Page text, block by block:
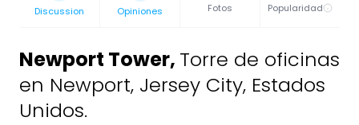
Discussion Opiniones Fotos Popularidad
Newport Tower, Torre de oficinas
en Newport, Jersey City, Estados
Unidos.